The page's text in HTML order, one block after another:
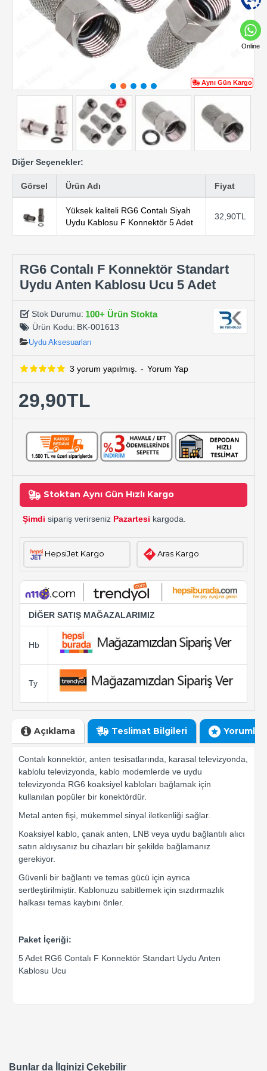
Aynı Gün Kargo
Diğer Seçenekler:
Görsel Ürün Adı Fiyat
Yüksek kaliteli RG6 Contalı Siyah
Uydu Kablosu F Konnektör 5 Adet
32,90TL
RG6 Contalı F Konnektör Standart
Uydu Anten Kablosu Ucu 5 Adet
Stok Durumu: 100+ Ürün Stokta
Ürün Kodu: BK-001613
Uydu Aksesuarları
3 yorum yapılmış. - Yorum Yap
29,90TL
Stoktan Aynı Gün Hızlı Kargo
Şimdi sipariş verirseniz Pazartesi kargoda.
HepsiJet Kargo Aras Kargo
DİĞER SATIŞ MAĞAZALARIMIZ
Hb
Ty
Açıklama Teslimat Bilgileri Yorumlar
Contalı konnektör, anten tesisatlarında, karasal televizyonda,
kablolu televizyonda, kablo modemlerde ve uydu
televizyonda RG6 koaksiyel kabloları bağlamak için
kullanılan popüler bir konektördür.
Metal anten fişi, mükemmel sinyal iletkenliği sağlar.
Koaksiyel kablo, çanak anten, LNB veya uydu bağlantılı alıcı
satın aldıysanız bu cihazları bir şekilde bağlamanız
gerekiyor.
Güvenli bir bağlantı ve temas gücü için ayrıca
sertleştirilmiştir. Kablonuzu sabitlemek için sızdırmazlık
halkası temas kaybını önler.
Paket İçeriği:
5 Adet RG6 Contalı F Konnektör Standart Uydu Anten
Kablosu Ucu
Bunlar da İlginizi Çekebilir
Online